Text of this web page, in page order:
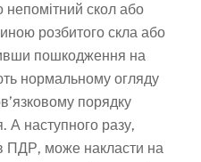
непомітний скол або
розбитого скла або
пошкодження на
нормальному огляду
порядку
А наступного разу,
ПДР, може накласти на